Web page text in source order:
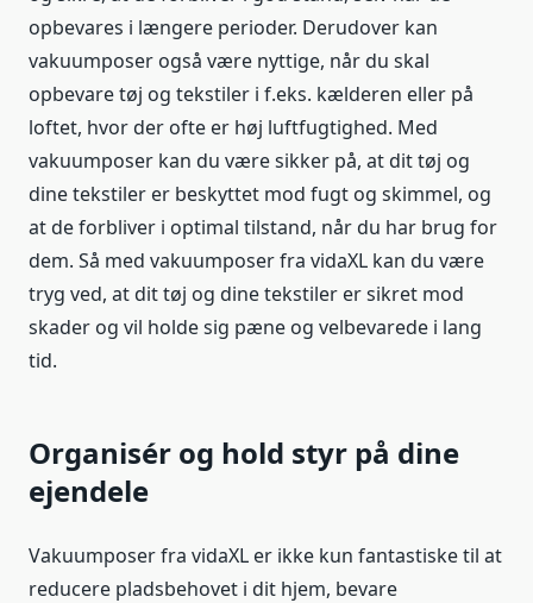
opbevares i længere perioder. Derudover kan
vakuumposer også være nyttige, når du skal
opbevare tøj og tekstiler i f.eks. kælderen eller på
loftet, hvor der ofte er høj luftfugtighed. Med
vakuumposer kan du være sikker på, at dit tøj og
dine tekstiler er beskyttet mod fugt og skimmel, og
at de forbliver i optimal tilstand, når du har brug for
dem. Så med vakuumposer fra vidaXL kan du være
tryg ved, at dit tøj og dine tekstiler er sikret mod
skader og vil holde sig pæne og velbevarede i lang
tid.
Organisér og hold styr på dine
ejendele
Vakuumposer fra vidaXL er ikke kun fantastiske til at
reducere pladsbehovet i dit hjem, bevare